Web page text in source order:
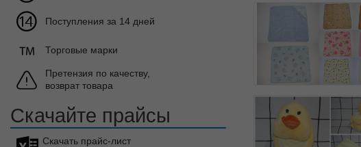
Поступления за 14 дней
Торговые марки
Претензия по качеству,
возврат товара
Скачайте прайсы
Скачать прайс-лист